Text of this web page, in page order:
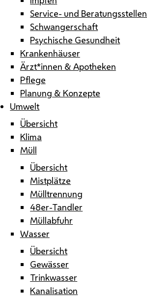
Service- und Beratungsstellen
Schwangerschaft
Psychische Gesundheit
Krankenhäuser
Ärzt*innen & Apotheken
Pflege
Planung & Konzepte
Umwelt
Übersicht
Klima
Müll
Übersicht
Mistplätze
Mülltrennung
48er-Tandler
Müllabfuhr
Wasser
Übersicht
Gewässer
Trinkwasser
Kanalisation